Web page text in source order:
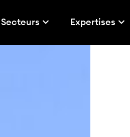
Secteurs Expertises